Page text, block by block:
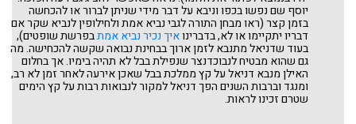
יוסף שם נפשו בכפו וניבא על דבר מידי שניתן לברור או להכחשה
בזמן קצר (ראו מבחן התורה לגבי נביא אמת ולחילופין לנביא שקר אם
דבריו יתקיימו או לא, בדברינואיך נכיר נביא אמתבפרשת שופטים),
בעוד שדניאל מתנבא לזמן ארוך בבחינת נבואה שקשה להכחישה. מה
גם שהוא מבטיח לנבוכדנצר שנפילת בבל לא תהיה בימיו. אך בחלום
האילן מנבא דניאל על קץ ממלכת בבל שאכן אירעה לאחר זמן לא רב,
ומנגד וברבות השנים הפך דניאל למקור לנבואות רבות על קץ הימים
שטרם זכינו לראות.